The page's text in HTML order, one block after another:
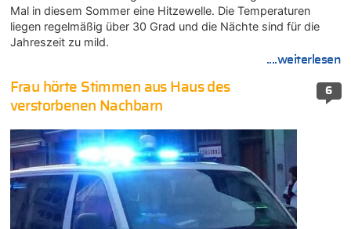
Mal in diesem Sommer eine Hitzewelle. Die Temperaturen
liegen regelmäßig über 30 Grad und die Nächte sind für die
Jahreszeit zu mild.
....weiterlesen
6
Frau hörte Stimmen aus Haus des
verstorbenen Nachbarn